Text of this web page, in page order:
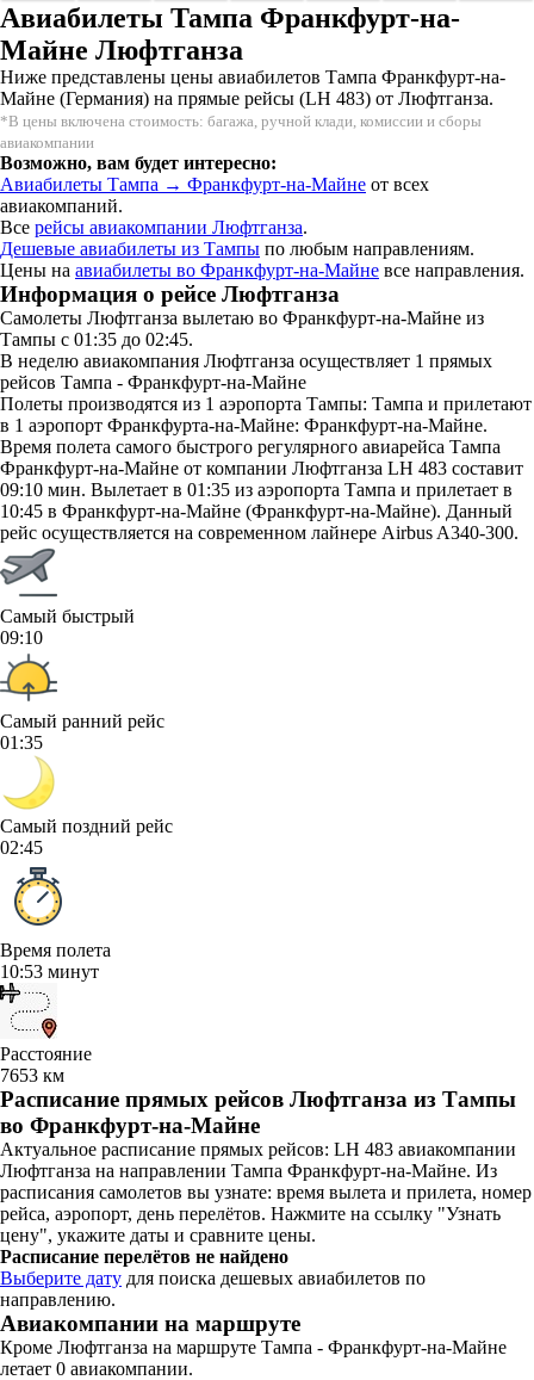
Авиабилеты Тампа Франкфурт-на-
Майне Люфтганза
Ниже представлены цены авиабилетов Тампа Франкфурт-на-
Майне (Германия) на прямые рейсы (LH 483) от Люфтганза.
*В цены включена стоимость: багажа, ручной клади, комиссии и сборы
авиакомпании
Возможно, вам будет интересно:
Авиабилеты Тампа → Франкфурт-на-Майне от всех
авиакомпаний.
Все рейсы авиакомпании Люфтганза.
Дешевые авиабилеты из Тампы по любым направлениям.
Цены на авиабилеты во Франкфурт-на-Майне все направления.
Информация о рейсе Люфтганза
Самолеты Люфтганза вылетаю во Франкфурт-на-Майне из
Тампы с 01:35 до 02:45.
В неделю авиакомпания Люфтганза осуществляет 1 прямых
рейсов Тампа - Франкфурт-на-Майне
Полеты производятся из 1 аэропорта Тампы: Тампа и прилетают
в 1 аэропорт Франкфурта-на-Майне: Франкфурт-на-Майне.
Время полета самого быстрого регулярного авиарейса Тампа
Франкфурт-на-Майне от компании Люфтганза LH 483 составит
09:10 мин. Вылетает в 01:35 из аэропорта Тампа и прилетает в
10:45 в Франкфурт-на-Майне (Франкфурт-на-Майне). Данный
рейс осуществляется на современном лайнере Airbus A340-300.
Самый быстрый
09:10
Самый ранний рейс
01:35
Самый поздний рейс
02:45
Время полета
10:53 минут
Расстояние
7653 км
Расписание прямых рейсов Люфтганза из Тампы
во Франкфурт-на-Майне
Актуальное расписание прямых рейсов: LH 483 авиакомпании
Люфтганза на направлении Тампа Франкфурт-на-Майне. Из
расписания самолетов вы узнате: время вылета и прилета, номер
рейса, аэропорт, день перелётов. Нажмите на ссылку "Узнать
цену", укажите даты и сравните цены.
Расписание перелётов не найдено
Выберите дату для поиска дешевых авиабилетов по
направлению.
Авиакомпании на маршруте
Кроме Люфтганза на маршруте Тампа - Франкфурт-на-Майне
летает 0 авиакомпании.